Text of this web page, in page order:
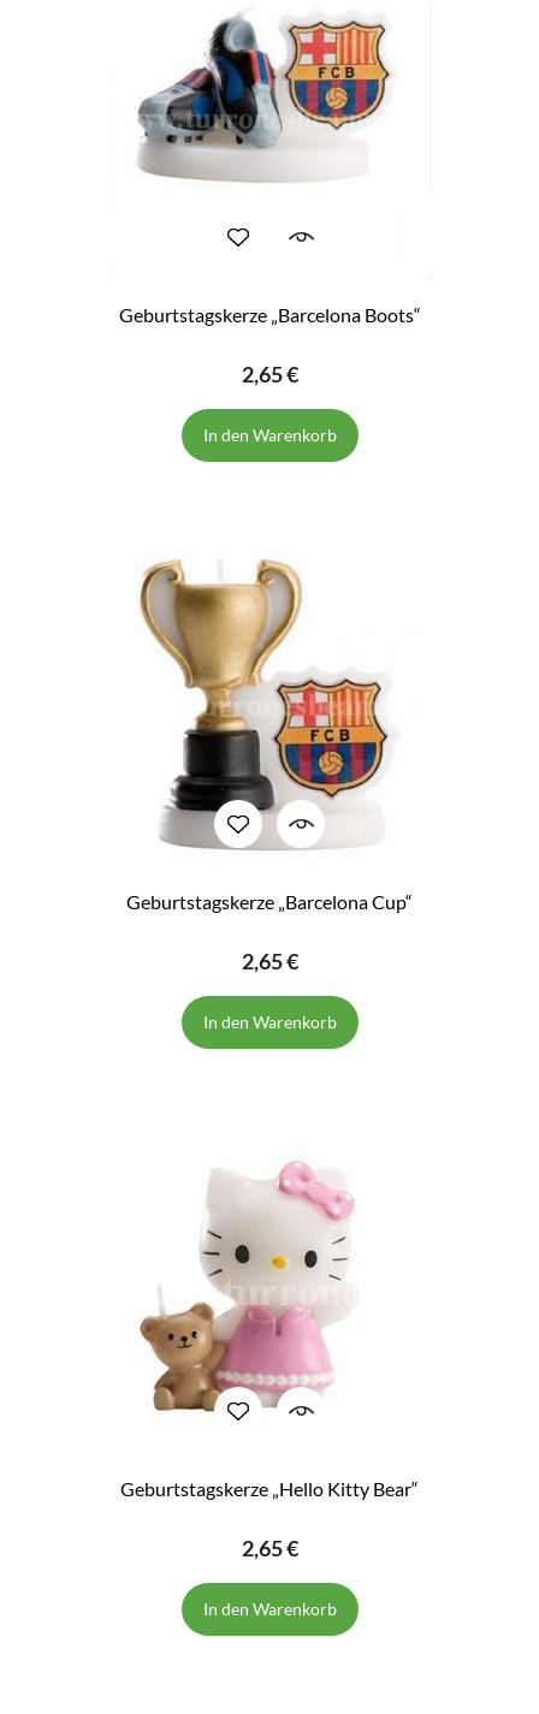
Geburtstagskerze „Barcelona Boots“
2,65 €
In den Warenkorb
Geburtstagskerze „Barcelona Cup“
2,65 €
In den Warenkorb
Geburtstagskerze „Hello Kitty Bear“
2,65 €
In den Warenkorb